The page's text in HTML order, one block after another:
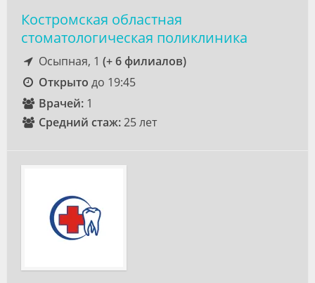
Костромская областная
стоматологическая поликлиника
Осыпная, 1 (+ 6 филиалов)
Открыто до 19:45
Врачей:1
Средний стаж:25 лет